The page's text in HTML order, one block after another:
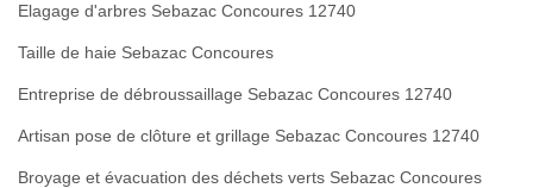
Elagage d'arbres Sebazac Concoures 12740
Taille de haie Sebazac Concoures
Entreprise de débroussaillage Sebazac Concoures 12740
Artisan pose de clôture et grillage Sebazac Concoures 12740
Broyage et évacuation des déchets verts Sebazac Concoures